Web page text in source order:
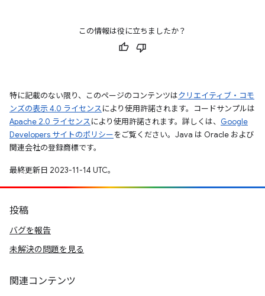
この情報は役に立ちましたか？
特に記載のない限り、このページのコンテンツはクリエイティブ・コモ
ンズの表示 4.0 ライセンスにより使用許諾されます。コードサンプルは
Apache 2.0 ライセンスにより使用許諾されます。詳しくは、 Google
Developers サイトのポリシーをご覧ください。Java は Oracle および
関連会社の登録商標です。
最終更新日 2023-11-14 UTC。
投稿
バグを報告
未解決の問題を見る
関連コンテンツ